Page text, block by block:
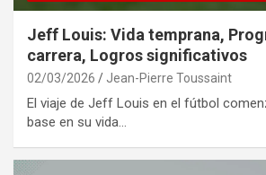
Jeff Louis: Vida temprana,
carrera, Logros significativos
02/03/2026 Jean-Pierre Toussaint
El viaje de Jeff Louis en el fútbol
base en su vida…